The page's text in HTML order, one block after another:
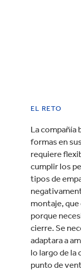
EL RETO
La compañía
formas en
requiere
cumplir los
tipos de
montaje, que
porque
cierre. Se
adaptara a
lo largo de la
punto de